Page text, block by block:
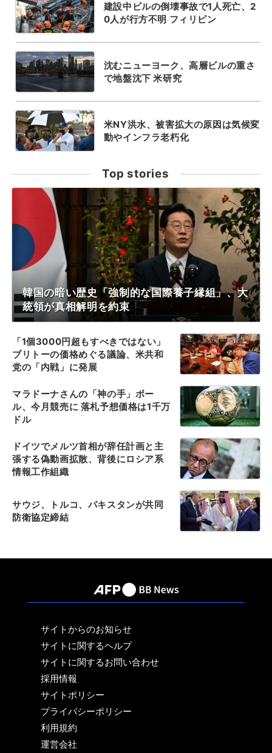
建設中ビルの倒壊事故で1人死亡、2
0人が行方不明 フィリピン
沈むニューヨーク、高層ビルの重さ
で地盤沈下 米研究
米NY洪水、被害拡大の原因は気候変
動やインフラ老朽化
Top stories
韓国の暗い歴史「強制的な国際養子縁組」、大
統領が真相解明を約束
「1個3000円超もすべきではない」
ブリトーの価格めぐる議論、米共和
党の「内戦」に発展
マラドーナさんの「神の手」ボー
ル、今月競売に 落札予想価格は1千万
ドル
ドイツでメルツ首相が辞任計画と主
張する偽動画拡散、背後にロシア系
情報工作組織
サウジ、トルコ、パキスタンが共同
防衛協定締結
サイトからのお知らせ
サイトに関するヘルプ
サイトに関するお問い合わせ
採用情報
サイトポリシー
プライバシーポリシー
利用規約
運営会社